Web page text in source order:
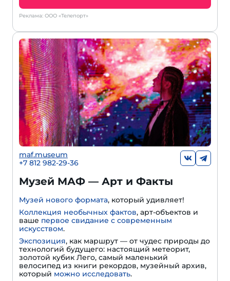
Реклама: ООО «Телепорт»
maf.museum
+7 812 982-29-36
Музей МАФ — Арт и Факты
Музей нового формата, который удивляет!
Коллекция необычных фактов, арт-объектов и
ваше первое свидание с современным
искусством.
Экспозиция, как маршрут — от чудес природы до
технологий будущего: настоящий метеорит,
золотой кубик Лего, самый маленький
велосипед из книги рекордов, музейный архив,
который можно исследовать.